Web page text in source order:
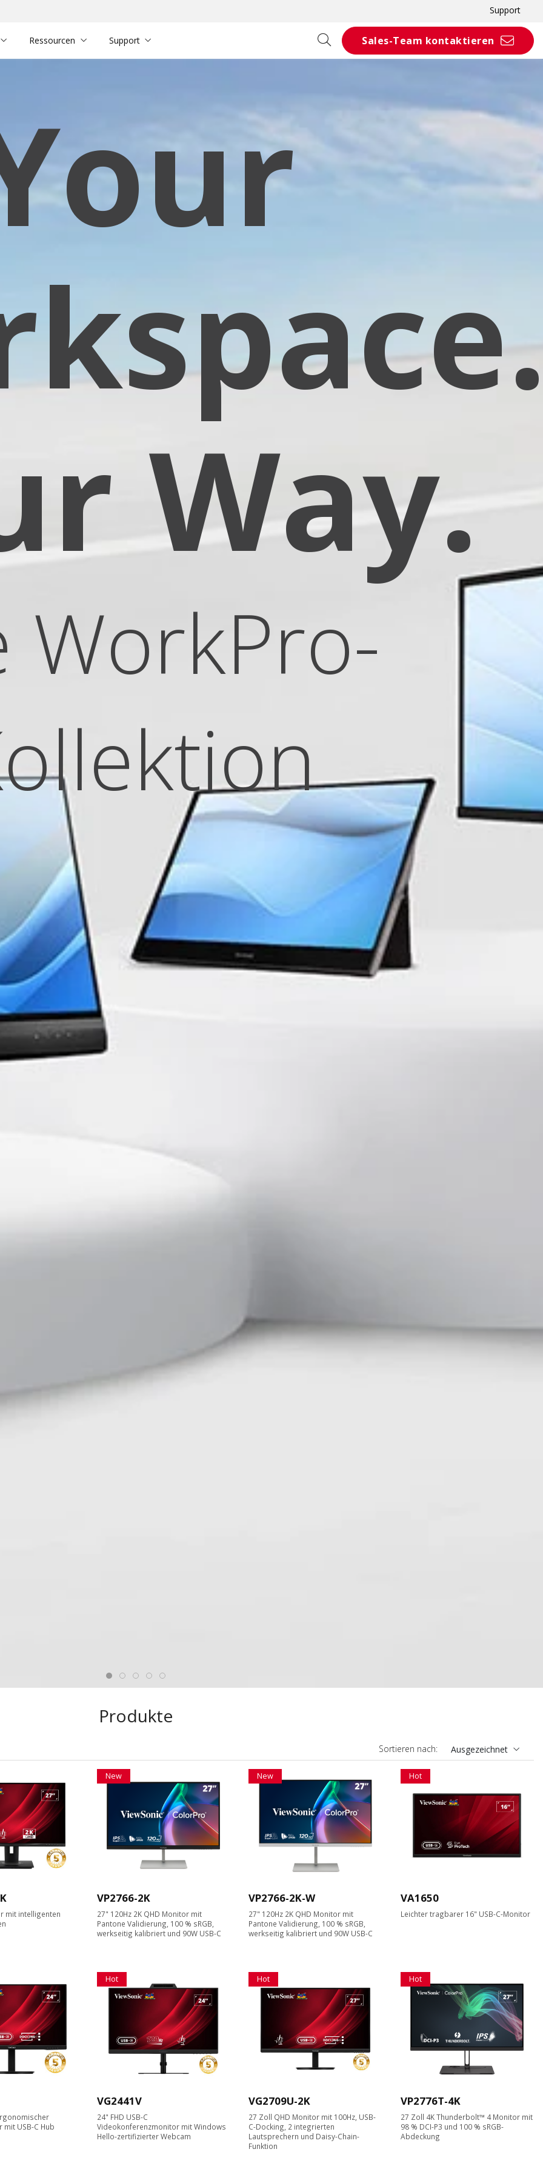
Support
Ressourcen Support Sales-Team kontaktieren
Way.
WorkPro-
Produkte
Sortieren nach: Ausgezeichnet
mit intelligenten
New
VP2766-2K
27" 120Hz 2K QHD Monitor mit
Pantone Validierung, 100 % sRGB,
werkseitig kalibriert und 90W USB-C
New
VP2766-2K-W
27" 120Hz 2K QHD Monitor mit
Pantone Validierung, 100 % sRGB,
werkseitig kalibriert und 90W USB-C
Hot
VA1650
Leichter tragbarer 16" USB-C-Monitor
USB-C Hub
Hot
VG2441V
24" FHD USB-C
Videokonferenzmonitor mit Windows
Hello-zertifizierter Webcam
Hot
VG2709U-2K
27 Zoll QHD Monitor mit 100Hz, USB-
C-Docking, 2 integrierten
Lautsprechern und Daisy-Chain-
Funktion
Hot
VP2776T-4K
27 Zoll 4K Thunderbolt™ 4 Monitor mit
98 % DCI-P3 und 100 % sRGB-
Abdeckung